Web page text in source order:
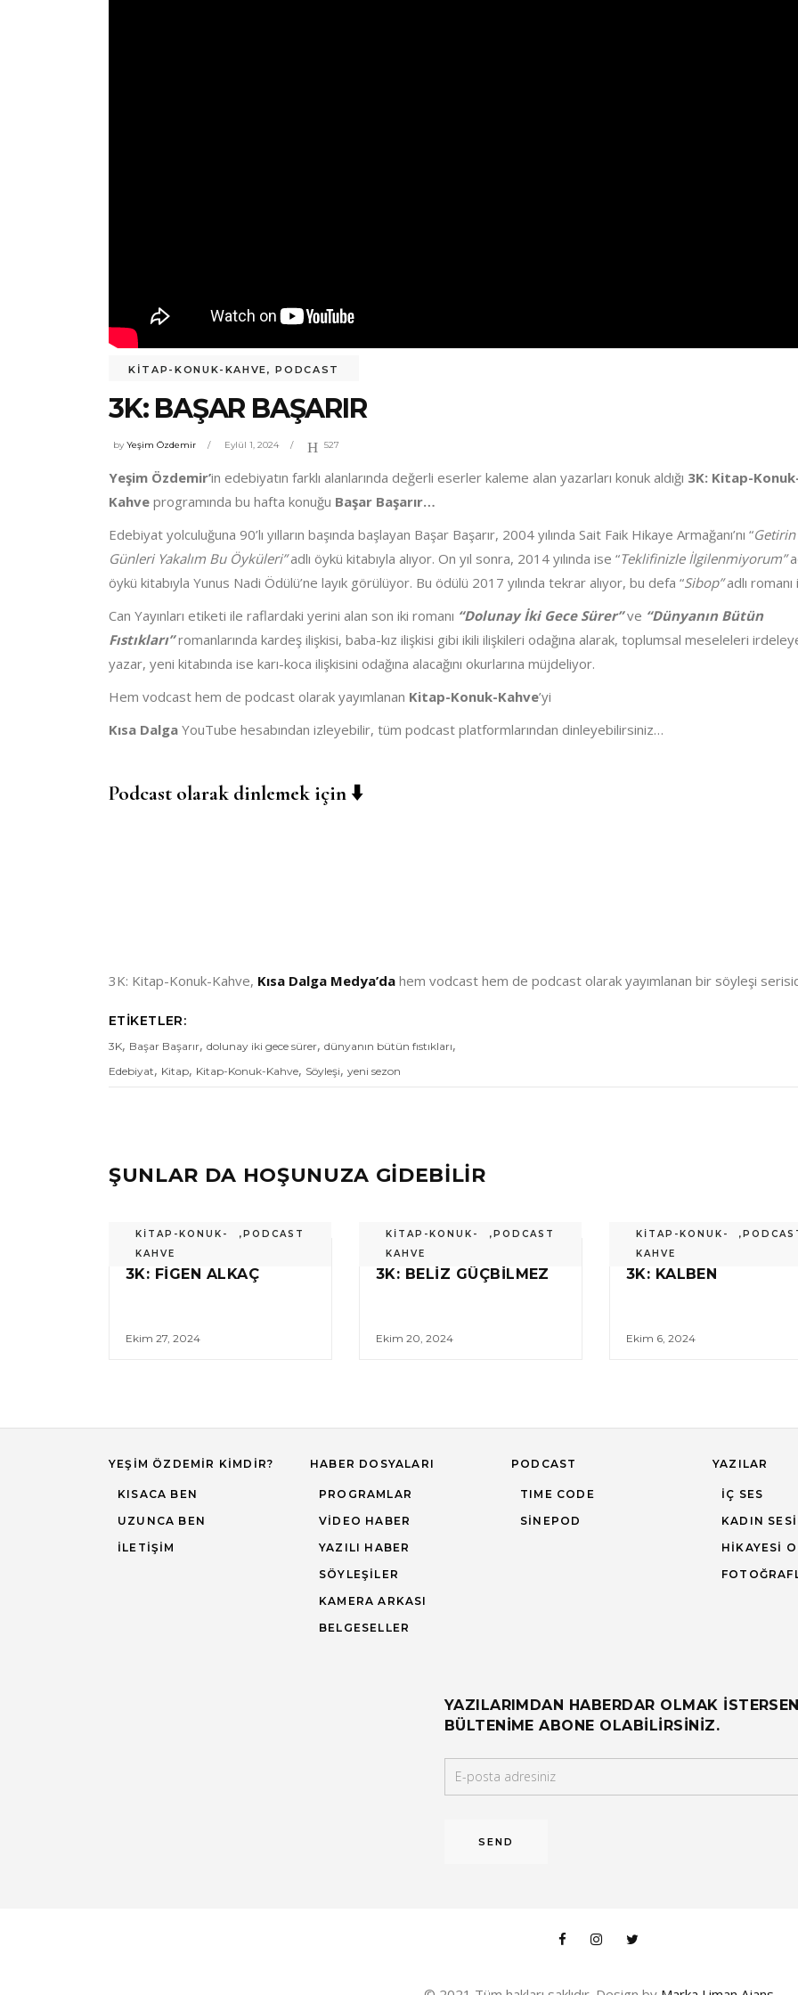
KİTAP-KONUK-KAHVE,PODCAST
3K: BAŞAR BAŞARIR
byYeşim Özdemir Eylül 1, 2024 527
Yeşim Özdemir’in edebiyatın farklı alanlarında değerli eserler kaleme alan yazarları konuk aldığı 3K: Kitap-
Kahve programında bu hafta konuğu Başar Başarır…
Edebiyat yolculuğuna 90’lı yılların başında başlayan Başar Başarır, 2004 yılında Sait Faik Hikaye Armağanı’nı “
Günleri Yakalım Bu Öyküleri”adlı öykü kitabıyla alıyor. On yıl sonra, 2014 yılında ise “Teklifinizle İlgilenmiyorum”
öykü kitabıyla Yunus Nadi Ödülü’ne layık görülüyor. Bu ödülü 2017 yılında tekrar alıyor, bu defa “Sibop”adlı
Can Yayınları etiketi ile raflardaki yerini alan son iki romanı “Dolunay İki Gece Sürer” ve “Dünyanın Bütün
Fıstıkları”romanlarında kardeş ilişkisi, baba-kız ilişkisi gibi ikili ilişkileri odağına alarak, toplumsal meseleleri
yazar, yeni kitabında ise karı-koca ilişkisini odağına alacağını okurlarına müjdeliyor.
Hem vodcast hem de podcast olarak yayımlanan Kitap-Konuk-Kahve’yi
Kısa Dalga YouTube hesabından izleyebilir, tüm podcast platformlarından dinleyebilirsiniz…
Podcast olarak dinlemek için ⬇️
3K: Kitap-Konuk-Kahve, Kısa Dalga Medya’da hem vodcast hem de podcast olarak yayımlanan bir söyleşi
ETIKETLER:
3K, Başar Başarır, dolunay iki gece sürer, dünyanın bütün fıstıkları,
Edebiyat, Kitap, Kitap-Konuk-Kahve, Söyleşi, yeni sezon
ŞUNLAR DA HOŞUNUZA GİDEBİLİR
KİTAP-KONUK-
KAHVE
, PODCAST
3K: FIGEN ALKAÇ
Ekim 27, 2024
KİTAP-KONUK-
KAHVE
, PODCAST
3K: BELIZ GÜÇBILMEZ
Ekim 20, 2024
KİTAP-KONUK-
KAHVE
,
3K: KALBEN
Ekim 6, 2024
YEŞIM ÖZDEMIR KIMDIR?
KISACA BEN
UZUNCA BEN
İLETIŞIM
HABER DOSYALARI
PROGRAMLAR
VIDEO HABER
YAZILI HABER
SÖYLEŞILER
KAMERA ARKASI
BELGESELLER
PODCAST
TIME CODE
SINEPOD
YAZILAR
İÇ SES
KADIN SESI
HIKAYESI
YAZILARIMDAN HABERDAR OLMAK
BÜLTENIME ABONE OLABILIRSINIZ.